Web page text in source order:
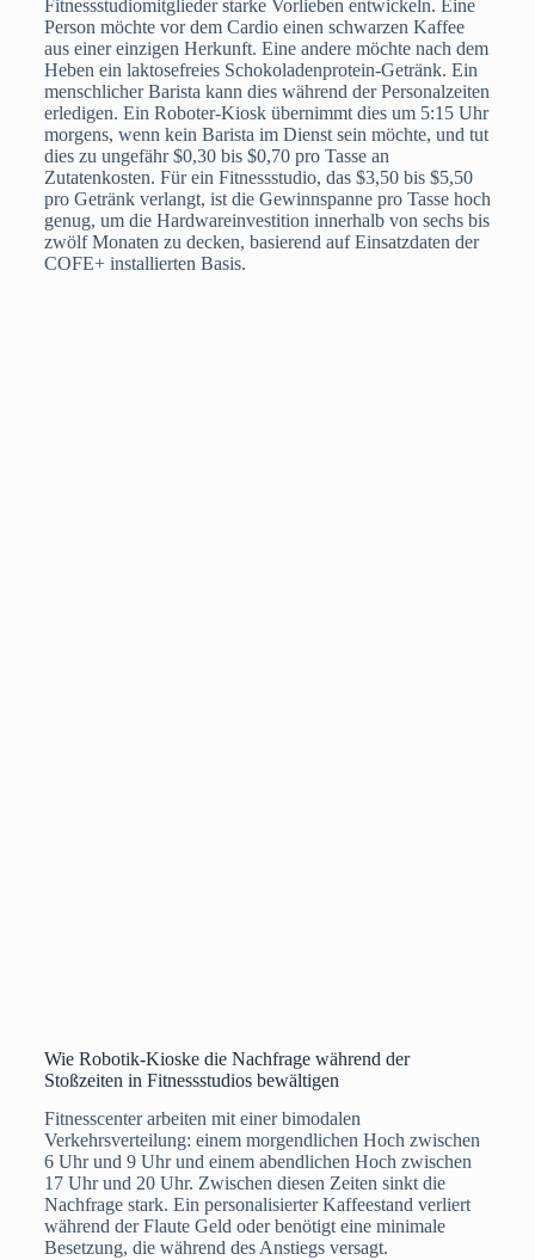
Fitnessstudiomitglieder starke Vorlieben entwickeln. Eine
Person möchte vor dem Cardio einen schwarzen Kaffee
aus einer einzigen Herkunft. Eine andere möchte nach dem
Heben ein laktosefreies Schokoladenprotein-Getränk. Ein
menschlicher Barista kann dies während der Personalzeiten
erledigen. Ein Roboter-Kiosk übernimmt dies um 5:15 Uhr
morgens, wenn kein Barista im Dienst sein möchte, und tut
dies zu ungefähr $0,30 bis $0,70 pro Tasse an
Zutatenkosten. Für ein Fitnessstudio, das $3,50 bis $5,50
pro Getränk verlangt, ist die Gewinnspanne pro Tasse hoch
genug, um die Hardwareinvestition innerhalb von sechs bis
zwölf Monaten zu decken, basierend auf Einsatzdaten der
COFE+ installierten Basis.
Wie Robotik-Kioske die Nachfrage während der
Stoßzeiten in Fitnessstudios bewältigen
Fitnesscenter arbeiten mit einer bimodalen
Verkehrsverteilung: einem morgendlichen Hoch zwischen
6 Uhr und 9 Uhr und einem abendlichen Hoch zwischen
17 Uhr und 20 Uhr. Zwischen diesen Zeiten sinkt die
Nachfrage stark. Ein personalisierter Kaffeestand verliert
während der Flaute Geld oder benötigt eine minimale
Besetzung, die während des Anstiegs versagt.